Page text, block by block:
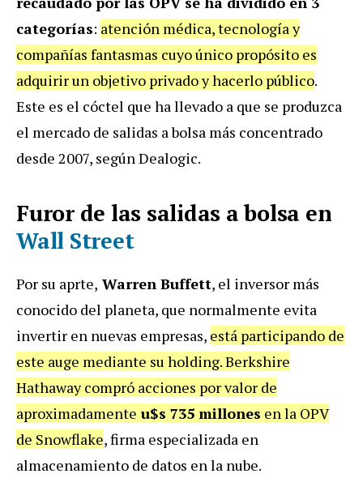
categorías: atención médica, tecnología y
compañías fantasmas cuyo único propósito es
adquirir un objetivo privado y hacerlo público.
Este es el cóctel que ha llevado a que se produzca
el mercado de salidas a bolsa más concentrado
desde 2007, según Dealogic.
Furor de las salidas a bolsa en
Wall Street
Por su aprte, Warren Buffett, el inversor más
conocido del planeta, que normalmente evita
invertir en nuevas empresas, está participando de
este auge mediante su holding. Berkshire
Hathaway compró acciones por valor de
aproximadamente u$s 735 millones en la OPV
de Snowflake, firma especializada en
almacenamiento de datos en la nube.